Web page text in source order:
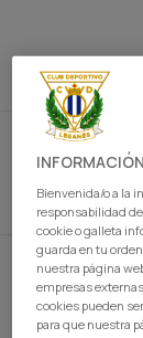
CD Tenerife
CD Leganés
CD Leganés
Bienvenida/o a la
responsabilidad de
cookie o galleta
guarda en tu
nuestra página
empresas
cookies pueden
para que nuestra